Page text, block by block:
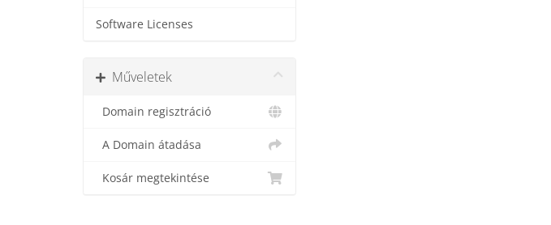
Software Licenses
Műveletek
Domain regisztráció
A Domain átadása
Kosár megtekintése